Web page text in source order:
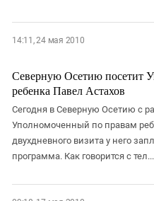
14:11, 24 мая 2010
Северную Осетию посетит
ребенка Павел Астахов
Сегодня в Северную Осетию с
Уполномоченный по правам
двухдневного визита у него
программа. Как говорится с тел...